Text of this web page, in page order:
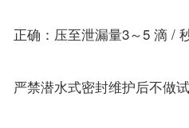
正确：压至泄漏量3～5 滴 /
严禁潜水式密封维护后不做